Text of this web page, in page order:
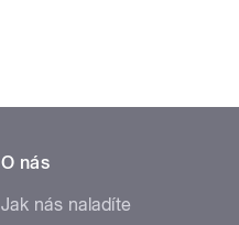
O nás
Jak nás naladíte